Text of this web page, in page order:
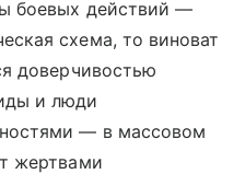
боевых действий —
схема, то виноват
доверчивостью
и люди
— в массовом
жертвами